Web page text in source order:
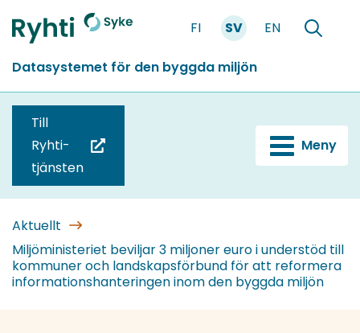
till
Förstasidan
FI SV EN
Söka
Datasystemet för den byggda miljön
Till
Ryhti-
tjänsten
blir
omdirigerad
till
en
annan
tjänst)
Meny
Aktuellt
Miljöministeriet beviljar 3 miljoner euro i understöd till
kommuner och landskapsförbund för att reformera
informationshanteringen inom den byggda miljön